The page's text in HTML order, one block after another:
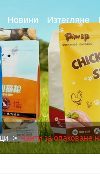
Новини Изтегляне
Чанти за опаковане